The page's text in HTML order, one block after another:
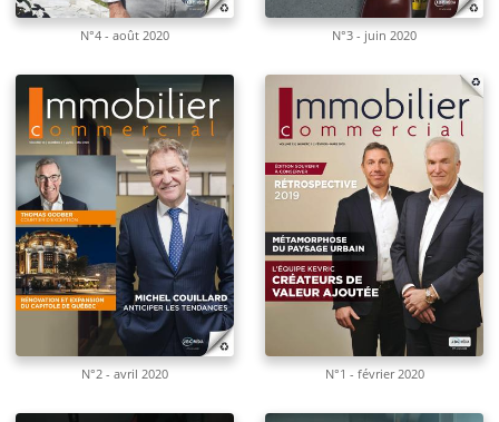
N°4 - août 2020 N°3 - juin 2020
N°2 - avril 2020 N°1 - février 2020